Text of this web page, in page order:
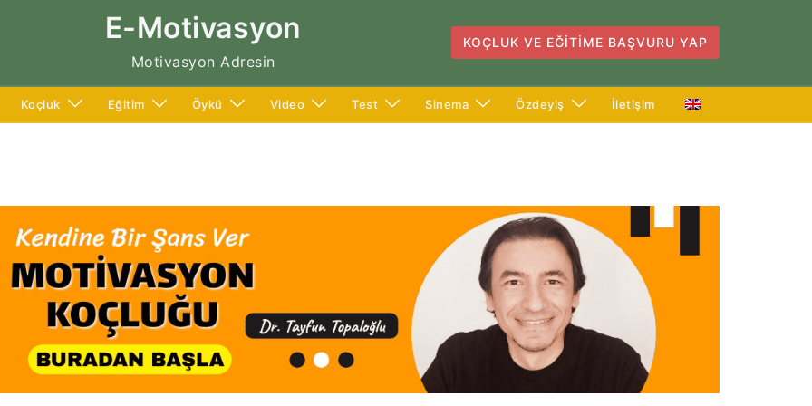
E-Motivasyon
Motivasyon Adresin
KOÇLUK VE EĞITIME BAŞVURU YAP
Koçluk Eğitim Öykü Video Test Sinema Özdeyiş İletişim